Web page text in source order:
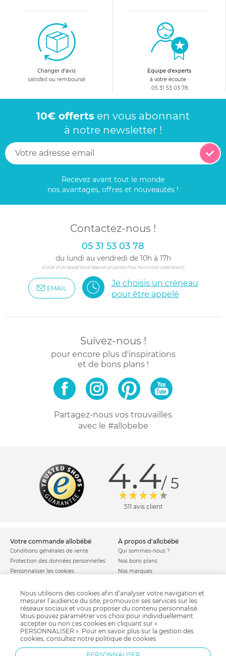
Changer d'avis
satisfait ou remboursé
Equipe d'experts
à votre écoute :
05 31 53 03 78
10€ offerts en vous abonnant
à notre newsletter !
Recevez avant tout le monde
nos avantages, offres et nouveautés !
Contactez-nous !
05 31 53 03 78
du lundi au vendredi de 10h à 17h
(Coût d'un appel local depuis un poste fixe, hors coût opérateur)
EMAIL
Je choisis un créneau
pour être appelé
Suivez-nous !
pour encore plus d'inspirations
et de bons plans !
Partagez-nous vos trouvailles
avec le #allobebe
4.4/ 5
511 avis client
votre commande allobébé
Conditions générales de vente
Protection des données personnelles
Personnaliser les cookies
Modes de livraison
Moyens de paiement
Garantie stock & produit
Satisfait ou remboursé
à propos d'allobébé
Qui sommes-nous ?
Nos bons plans
Nos marques
Comment se protéger du phishing ?
Soldes allobébé
allobébé vous recommande
Nos labels
les plus d'allobébé
Infos conseils
Nous utilisons des cookies afin d’analyser votre navigation et
mesurer l’audience du site, promouvoir ses services sur les
réseaux sociaux et vous proposer du contenu personnalisé.
Vous pouvez paramétrer vos choix pour individuellement
accepter ou non ces cookies en cliquant sur «
PERSONNALISER ». Pour en savoir plus sur la gestion des
cookies, consultez notre politique de cookies.